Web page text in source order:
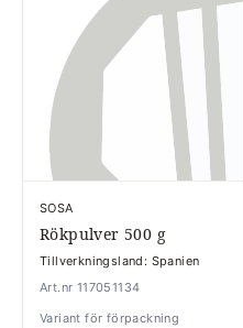
SOSA
Rökpulver 500 g
Tillverkningsland: Spanien
Art.nr 117051134
Variant för förpackning